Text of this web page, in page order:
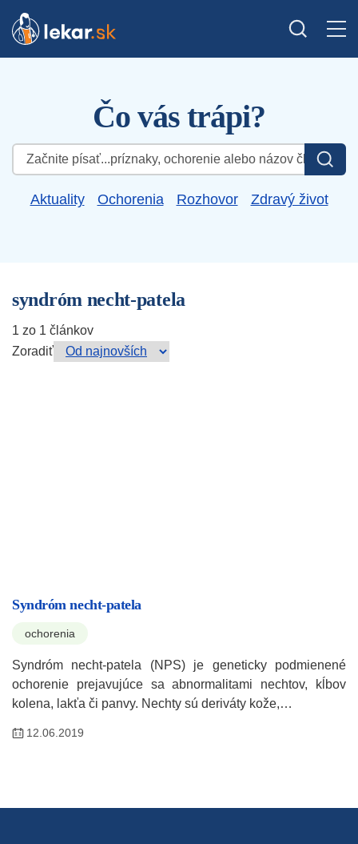
Čo vás trápi?
Hľadať:
Aktuality Ochorenia Rozhovor Zdravý život
syndróm necht-patela
1 zo 1 článkov
Zoradiť
Syndróm necht-patela
ochorenia
Syndróm necht-patela (NPS) je geneticky podmienené
ochorenie prejavujúce sa abnormalitami nechtov, kĺbov
kolena, lakťa či panvy. Nechty sú deriváty kože,…
12.06.2019